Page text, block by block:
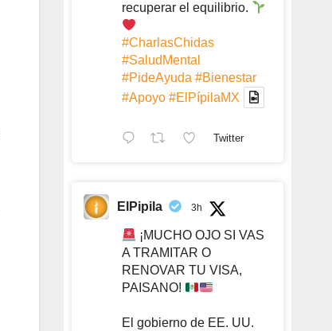
recuperar el equilibrio.
#CharlasChidas
#SaludMental
#PideAyuda #Bienestar
#Apoyo #ElPípilaMX
Twitter
ElPipila 3h
¡MUCHO OJO SI VAS
A TRAMITAR O
RENOVAR TU VISA,
PAISANO!
El gobierno de EE. UU.